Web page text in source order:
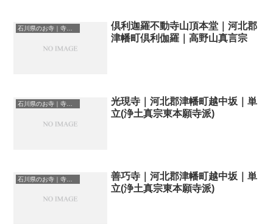
石川県のお寺｜寺院一覧
倶利迦羅不動寺山頂本堂｜河北郡
津幡町倶利伽羅｜高野山真言宗
石川県のお寺｜寺院一覧
光現寺｜河北郡津幡町越中坂｜単
立(浄土真宗東本願寺派)
石川県のお寺｜寺院一覧
善巧寺｜河北郡津幡町越中坂｜単
立(浄土真宗東本願寺派)